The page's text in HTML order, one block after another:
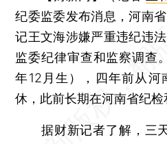
纪委监委发布消息，河南
记王文海涉嫌严重违纪违
监委纪律审查和监察调查
年12月生），四年前从河
休，此前长期在河南省纪检
据财新记者了解，三天